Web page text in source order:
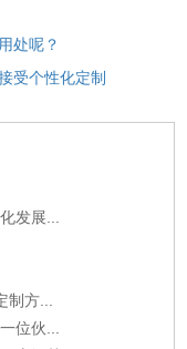
处呢？
受个性化定制
发展...
方...
位伙...